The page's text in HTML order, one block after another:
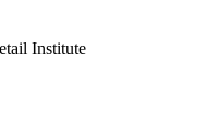
Institute